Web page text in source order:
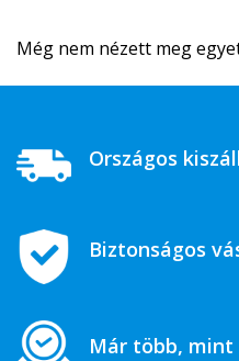
Még nem nézett meg
Országos
Biztonságos
Már több, mint